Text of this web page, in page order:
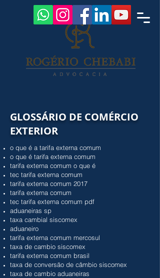
GLOSSÁRIO DE COMÉRCIO
EXTERIOR
o que é a tarifa externa comum
o que é tarifa externa comum
tarifa externa comum o que é
tec tarifa externa comum
tarifa externa comum 2017
tarifa externa comum
tec tarifa externa comum pdf
aduaneiras sp
taxa cambial siscomex
aduaneiro
tarifa externa comum mercosul
taxa de cambio siscomex
tarifa externa comum brasil
taxa de conversão de câmbio siscomex
taxa de cambio aduaneiras